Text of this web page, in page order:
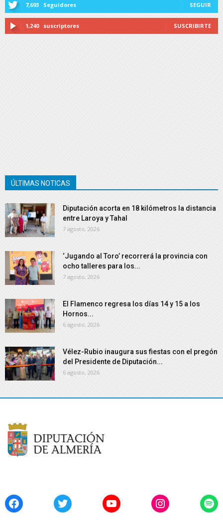
7,693 Seguidores SEGUIR
1,240 suscriptores SUSCRIBIRTE
ÚLTIMAS NOTICAS
Diputación acorta en 18 kilómetros la distancia
entre Laroya y Tahal
7 agosto, 2026
‘Jugando al Toro’ recorrerá la provincia con
ocho talleres para los...
7 agosto, 2026
El Flamenco regresa los días 14 y 15 a los
Hornos...
6 agosto, 2026
Vélez-Rubio inaugura sus fiestas con el pregón
del Presidente de Diputación...
6 agosto, 2026
FacebookTwitter YouTubeInstagram